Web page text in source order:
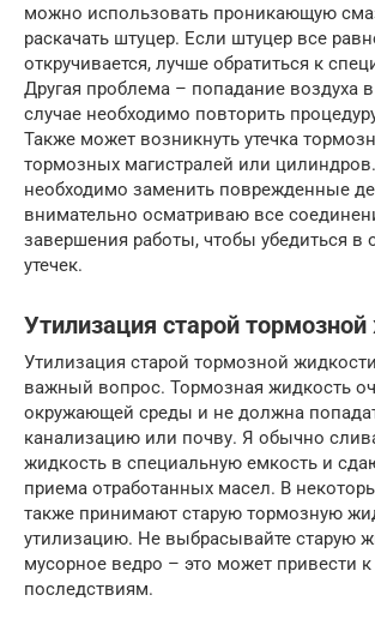
можно использовать проникающую
раскачать штуцер. Если штуцер все
откручивается, лучше обратиться к
Другая проблема – попадание воздуха
случае необходимо повторить
Также может возникнуть утечка
тормозных магистралей или
необходимо заменить поврежденные
внимательно осматриваю все
завершения работы, чтобы убедиться в
утечек.
Утилизация старой
Утилизация старой тормозной
важный вопрос. Тормозная жидкость
окружающей среды и не должна
канализацию или почву. Я обычно
жидкость в специальную емкость и
приема отработанных масел. В
также принимают старую тормозную
утилизацию. Не выбрасывайте старую
мусорное ведро – это может привести
последствиям.